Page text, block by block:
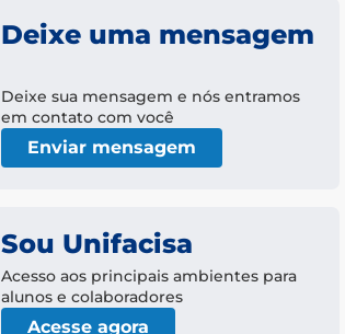
Deixe uma mensagem
Deixe sua mensagem e nós entramos
em contato com você
Enviar mensagem
Sou Unifacisa
Acesso aos principais ambientes para
alunos e colaboradores
Acesse agora